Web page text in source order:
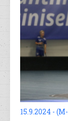
15.9.2024 -